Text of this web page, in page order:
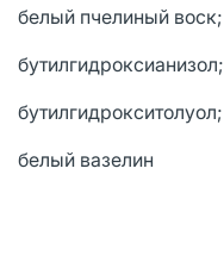
белый пчелиный воск;
бутилгидроксианизол;
бутилгидрокcитолуол;
белый вазелин